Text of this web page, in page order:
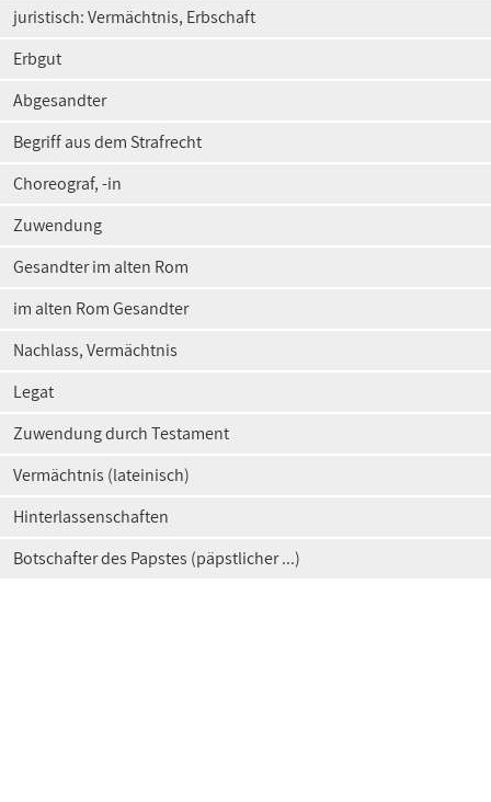
juristisch: Vermächtnis, Erbschaft
Erbgut
Abgesandter
Begriff aus dem Strafrecht
Choreograf, -in
Zuwendung
Gesandter im alten Rom
im alten Rom Gesandter
Nachlass, Vermächtnis
Legat
Zuwendung durch Testament
Vermächtnis (lateinisch)
Hinterlassenschaften
Botschafter des Papstes (päpstlicher ...)